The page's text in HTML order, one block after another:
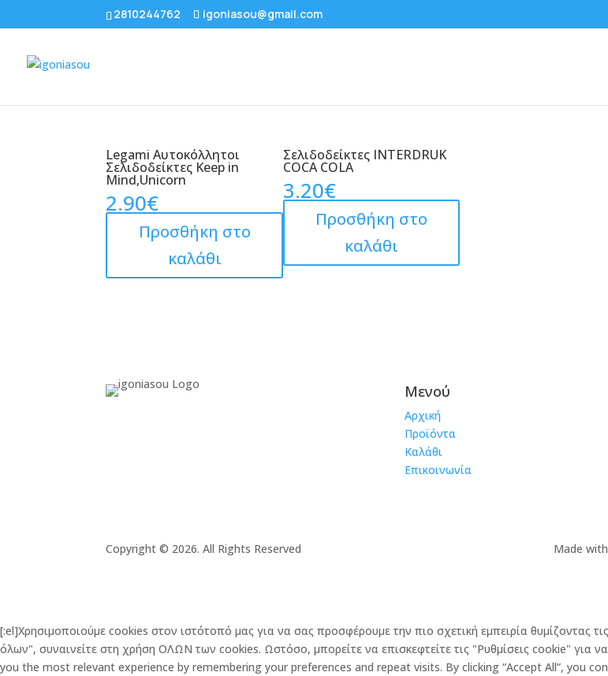
2810244762 igoniasou@gmail.com
Legami Αυτοκόλλητοι
Σελιδοδείκτες Keep in
Mind,Unicorn
2.90€
Προσθήκη στο
καλάθι
Σελιδοδείκτες INTERDRUK
COCA COLA
3.20€
Προσθήκη στο
καλάθι
Μενού
Αρχική
Προϊόντα
Καλάθι
Επικοινωνία
Copyright © 2026. All Rights Reserved Made with
[:el]Χρησιμοποιούμε cookies στον ιστότοπό μας για να σας προσφέρουμε την πιο σχετική εμπειρία θυμίζοντας
όλων", συναινείτε στη χρήση ΟΛΩΝ των cookies. Ωστόσο, μπορείτε να επισκεφτείτε τις "Ρυθμίσεις cookie"
you the most relevant experience by remembering your preferences and repeat visits. By clicking “Accept All”, you